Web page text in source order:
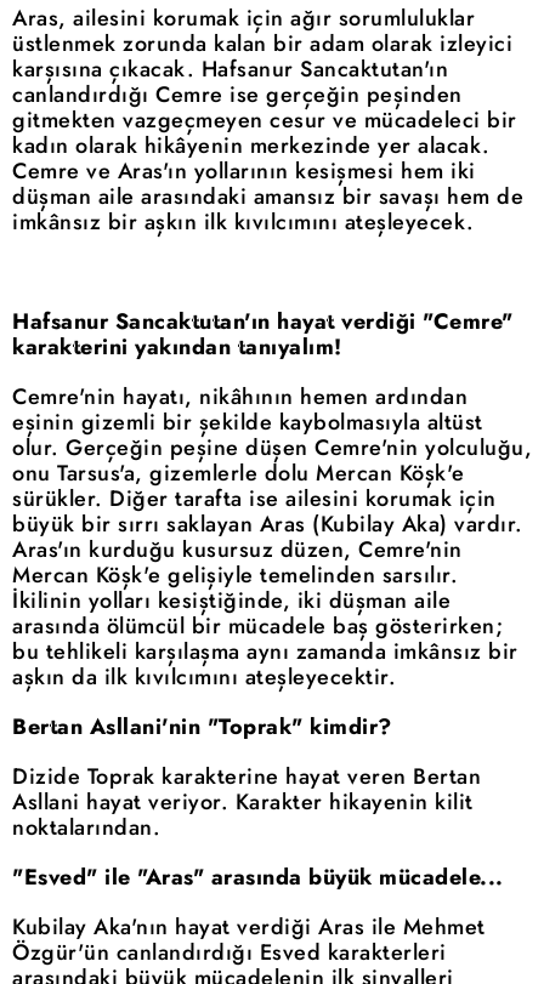
Aras, ailesini korumak için ağır sorumluluklar
üstlenmek zorunda kalan bir adam olarak izleyici
karşısına çıkacak. Hafsanur Sancaktutan'ın
canlandırdığı Cemre ise gerçeğin peşinden
gitmekten vazgeçmeyen cesur ve mücadeleci bir
kadın olarak hikâyenin merkezinde yer alacak.
Cemre ve Aras'ın yollarının kesişmesi hem iki
düşman aile arasındaki amansız bir savaşı hem de
imkânsız bir aşkın ilk kıvılcımını ateşleyecek.
Hafsanur Sancaktutan'ın hayat verdiği "Cemre"
karakterini yakından tanıyalım!
Cemre'nin hayatı, nikâhının hemen ardından
eşinin gizemli bir şekilde kaybolmasıyla altüst
olur. Gerçeğin peşine düşen Cemre'nin yolculuğu,
onu Tarsus'a, gizemlerle dolu Mercan Köşk'e
sürükler. Diğer tarafta ise ailesini korumak için
büyük bir sırrı saklayan Aras (Kubilay Aka) vardır.
Aras'ın kurduğu kusursuz düzen, Cemre'nin
Mercan Köşk'e gelişiyle temelinden sarsılır.
İkilinin yolları kesiştiğinde, iki düşman aile
arasında ölümcül bir mücadele baş gösterirken;
bu tehlikeli karşılaşma aynı zamanda imkânsız bir
aşkın da ilk kıvılcımını ateşleyecektir.
Bertan Asllani'nin "Toprak" kimdir?
Dizide Toprak karakterine hayat veren Bertan
Asllani hayat veriyor. Karakter hikayenin kilit
noktalarından.
"Esved" ile "Aras" arasında büyük mücadele...
Kubilay Aka'nın hayat verdiği Aras ile Mehmet
Özgür'ün canlandırdığı Esved karakterleri
arasındaki büyük mücadelenin ilk sinyalleri